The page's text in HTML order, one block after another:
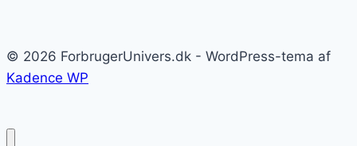
© 2026 ForbrugerUnivers.dk - WordPress-tema af
Kadence WP